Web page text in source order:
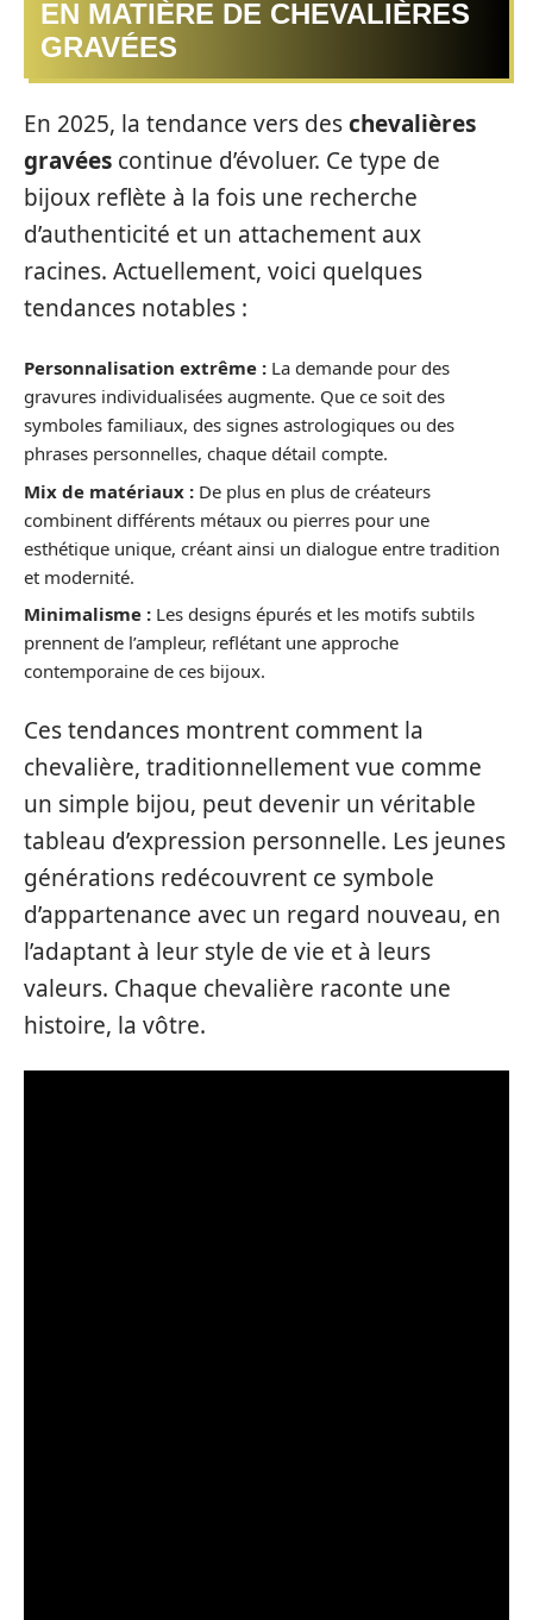
EN MATIÈRE DE CHEVALIÈRES
GRAVÉES
En 2025, la tendance vers deschevalières
gravées continue d’évoluer. Ce type de
bijoux reflète à la fois une recherche
d’authenticité et un attachement aux
racines. Actuellement, voici quelques
tendances notables :
Personnalisation extrême : La demande pour des
gravures individualisées augmente. Que ce soit des
symboles familiaux, des signes astrologiques ou des
phrases personnelles, chaque détail compte.
Mix de matériaux : De plus en plus de créateurs
combinent différents métaux ou pierres pour une
esthétique unique, créant ainsi un dialogue entre tradition
et modernité.
Minimalisme : Les designs épurés et les motifs subtils
prennent de l’ampleur, reflétant une approche
contemporaine de ces bijoux.
Ces tendances montrent comment la
chevalière, traditionnellement vue comme
un simple bijou, peut devenir un véritable
tableau d’expression personnelle. Les jeunes
générations redécouvrent ce symbole
d’appartenance avec un regard nouveau, en
l’adaptant à leur style de vie et à leurs
valeurs. Chaque chevalière raconte une
histoire, la vôtre.